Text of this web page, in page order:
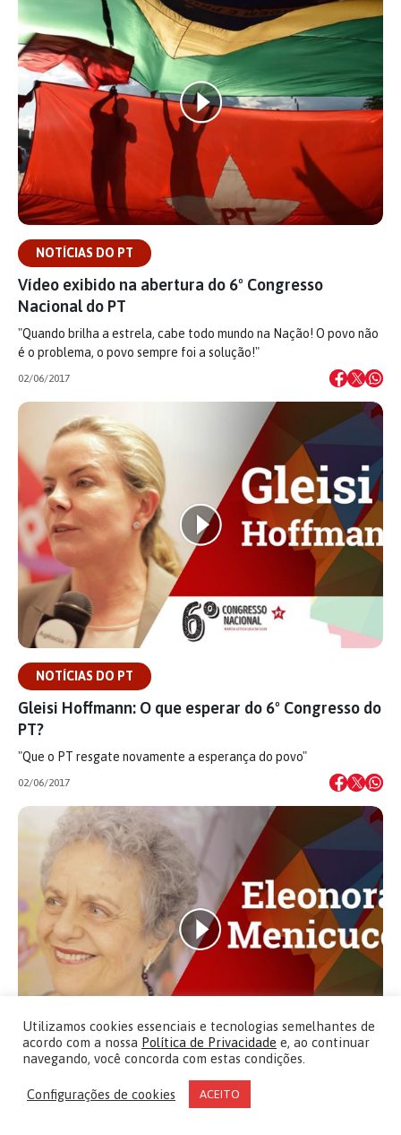
NOTÍCIAS DO PT
Vídeo exibido na abertura do 6º Congresso
Nacional do PT
"Quando brilha a estrela, cabe todo mundo na Nação! O povo não
é o problema, o povo sempre foi a solução!"
02/06/2017
NOTÍCIAS DO PT
Gleisi Hoffmann: O que esperar do 6º Congresso do
PT?
"Que o PT resgate novamente a esperança do povo"
02/06/2017
Eleonora Menicucci: O que esperar do 6º
Utilizamos cookies essenciais e tecnologias semelhantes de
acordo com a nossa Política de Privacidade e, ao continuar
navegando, você concorda com estas condições.
Configurações de cookies ACEITO